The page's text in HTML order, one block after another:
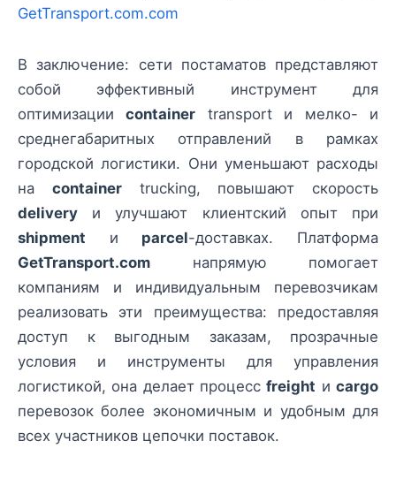
GetTransport.com.com
В заключение: сети постаматов представляют
собой эффективный инструмент для
оптимизацииcontainer transport и мелко- и
среднегабаритных отправлений в рамках
городской логистики. Они уменьшают расходы
на containertrucking, повышают скорость
delivery и улучшают клиентский опыт при
shipment и parcel-доставках. Платформа
GetTransport.com напрямую помогает
компаниям и индивидуальным перевозчикам
реализовать эти преимущества: предоставляя
доступ к выгодным заказам, прозрачные
условия и инструменты для управления
логистикой, она делает процессfreight иcargo
перевозок более экономичным и удобным для
всех участников цепочки поставок.